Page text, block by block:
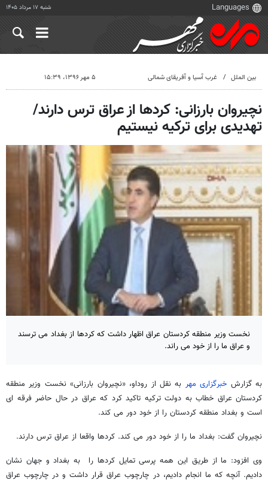
شنبه ۱۷ مرداد ۱۴۰۵
بین الملل غرب آسیا و آفریقای شمالی ۵ مهر ۱۳۹۶، ۱۵:۳۹
نچیروان بارزانی: کردها از عراق ترس دارند/
تهدیدی برای ترکیه نیستیم
نخست وزیر منطقه کردستان عراق اظهار داشت که کردها از بغداد می ترسند
و عراق ما را از خود می راند.
به گزارش خبرگزاری مهر به نقل از روداو، «نچیروان بارزانی» نخست وزیر منطقه
کردستان عراق خطاب به دولت ترکیه تاکید کرد که عراق در حال حاضر فرقه ای
است و بغداد منطقه کردستان را از خود دور می کند.
نچیروان گفت: بغداد ما را از خود دور می کند. کردها واقعا از عراق ترس دارند.
وی افزود: ما از طریق این همه پرسی تمایل کردها را به بغداد و جهان نشان
دادیم. آنچه که ما انجام دادیم، در چارچوب عراق قرار داشت و در چارچوب عراق